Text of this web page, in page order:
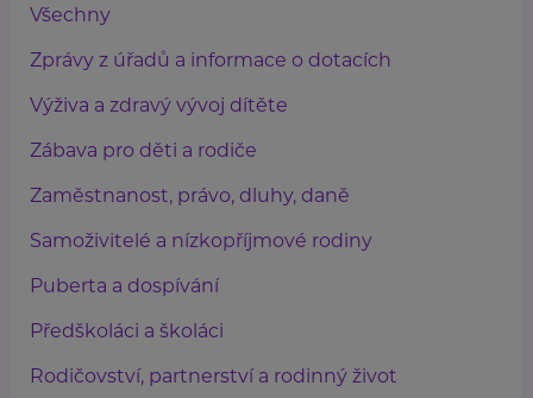
Všechny
Zprávy z úřadů a informace o dotacích
Výživa a zdravý vývoj dítěte
Zábava pro děti a rodiče
Zaměstnanost, právo, dluhy, daně
Samoživitelé a nízkopříjmové rodiny
Puberta a dospívání
Předškoláci a školáci
Rodičovství, partnerství a rodinný život